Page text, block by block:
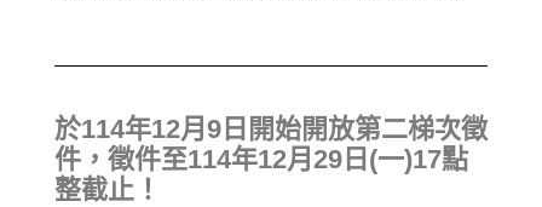
於114年12月9日開始開放第二梯次徵
件，徵件至114年12月29日(一)17點
整截止！